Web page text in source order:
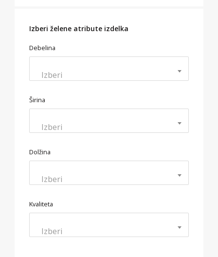
Izberi želene atribute izdelka
Debelina
Izberi
Širina
Izberi
Dolžina
Izberi
Kvaliteta
Izberi